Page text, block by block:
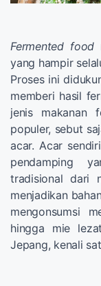
Fermented food
yang hampir
Proses ini
memberi hasil
jenis makanan
populer, sebut
acar. Acar
pendamping
tradisional dari
menjadikan
mengonsumsi
hingga mie
Jepang, kenali